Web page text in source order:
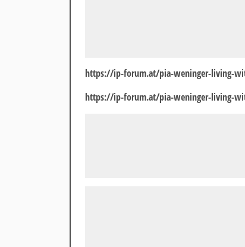
https://ip-forum.at/pia-weninger-living-
https://ip-forum.at/pia-weninger-living-